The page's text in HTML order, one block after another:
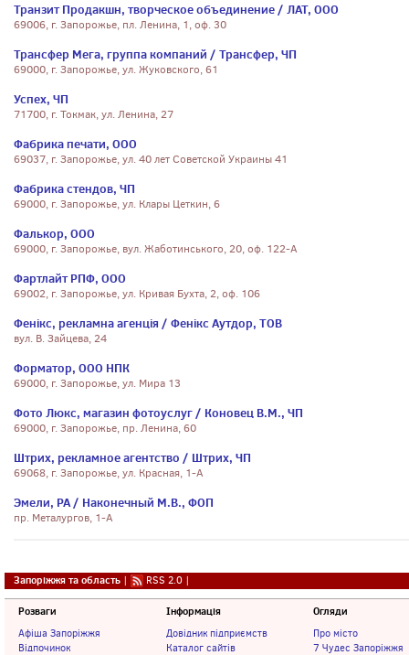
Транзит Продакшн, творческое объединение / ЛАТ, ООО
69006, г. Запорожье, пл. Ленина, 1, оф. 30
Трансфер Мега, группа компаний / Трансфер, ЧП
69000, г. Запорожье, ул. Жуковского, 61
Успех, ЧП
71700, г. Токмак, ул. Ленина, 27
Фабрика печати, ООО
69037, г. Запорожье, ул. 40 лет Советской Украины 41
Фабрика стендов, ЧП
69000, г. Запорожье, ул. Клары Цеткин, 6
Фалькор, ООО
69000, г. Запорожье, вул. Жаботинського, 20, оф. 122-А
Фартлайт РПФ, ООО
69002, г. Запорожье, ул. Кривая Бухта, 2, оф. 106
Фенікс, рекламна агенція / Фенікс Аутдор, ТОВ
вул. В. Зайцева, 24
Форматор, ООО НПК
69000, г. Запорожье, ул. Мира 13
Фото Люкс, магазин фотоуслуг / Коновец В.М., ЧП
69000, г. Запорожье, пр. Ленина, 60
Штрих, рекламное агентство / Штрих, ЧП
69068, г. Запорожье, ул. Красная, 1-А
Эмели, РА / Наконечный М.В., ФОП
пр. Металургов, 1-А
Запоріжжя та область | RSS 2.0 |
Розваги
Афіша Запоріжжя
Відпочинок
Інформація
Довідник підприємств
Каталог сайтів
Огляди
Про місто
7 Чудес Запоріжжя